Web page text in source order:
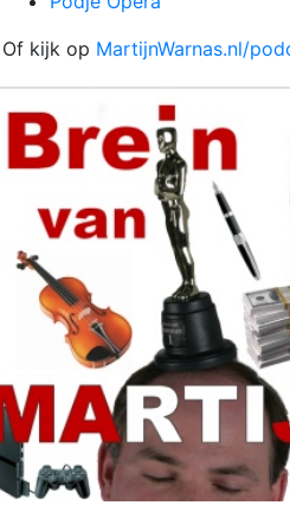
Of kijk op MartijnWarnas.nl/